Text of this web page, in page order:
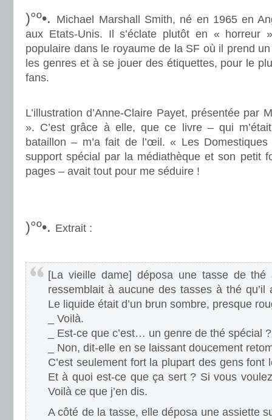
)°º•. Michael Marshall Smith, né en 1965 en
aux Etats-Unis. Il s’éclate plutôt en « horreur
populaire dans le royaume de la SF où il prend
les genres et à se jouer des étiquettes, pour le
fans.
L’illustration d’Anne-Claire Payet, présentée par
». C’est grâce à elle, que ce livre – qui
bataillon – m’a fait de l’œil. « Les
support spécial par la médiathèque et son petit
pages – avait tout pour me séduire !
)°º•. Extrait :
[La vieille dame] déposa une tasse de
ressemblait à aucune des tasses à thé qu’il
Le liquide était d’un brun sombre, presque
_ Voilà.
_ Est-ce que c’est… un genre de thé spécial ?
_ Non, dit-elle en se laissant doucement
C’est seulement fort la plupart des gens font
Et à quoi est-ce que ça sert ? Si vous
Voilà ce que j’en dis.
A côté de la tasse, elle déposa une assiette